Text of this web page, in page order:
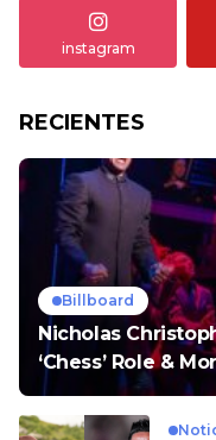
instagram
RECIENTES
Billboard
Nicholas
‘Chess’ Role &